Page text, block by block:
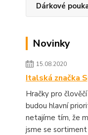
Dárkové
Novinky
15.08.2020
Italská značka
Hračky pro
budou hlavní
netajíme tím, že
jsme se sortiment